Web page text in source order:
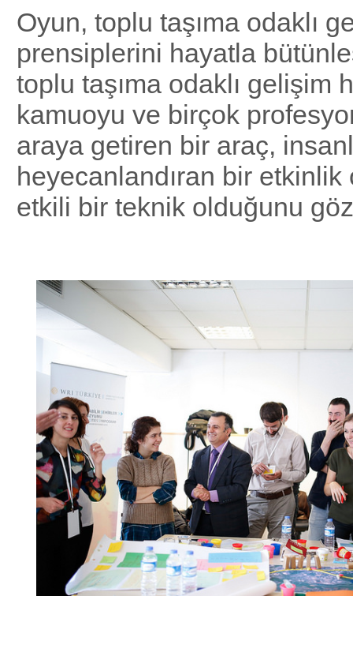
Oyun, toplu taşıma odaklı
prensiplerini hayatla
toplu taşıma odaklı gelişim
kamuoyu ve birçok
araya getiren bir araç,
heyecanlandıran bir
etkili bir teknik olduğunu